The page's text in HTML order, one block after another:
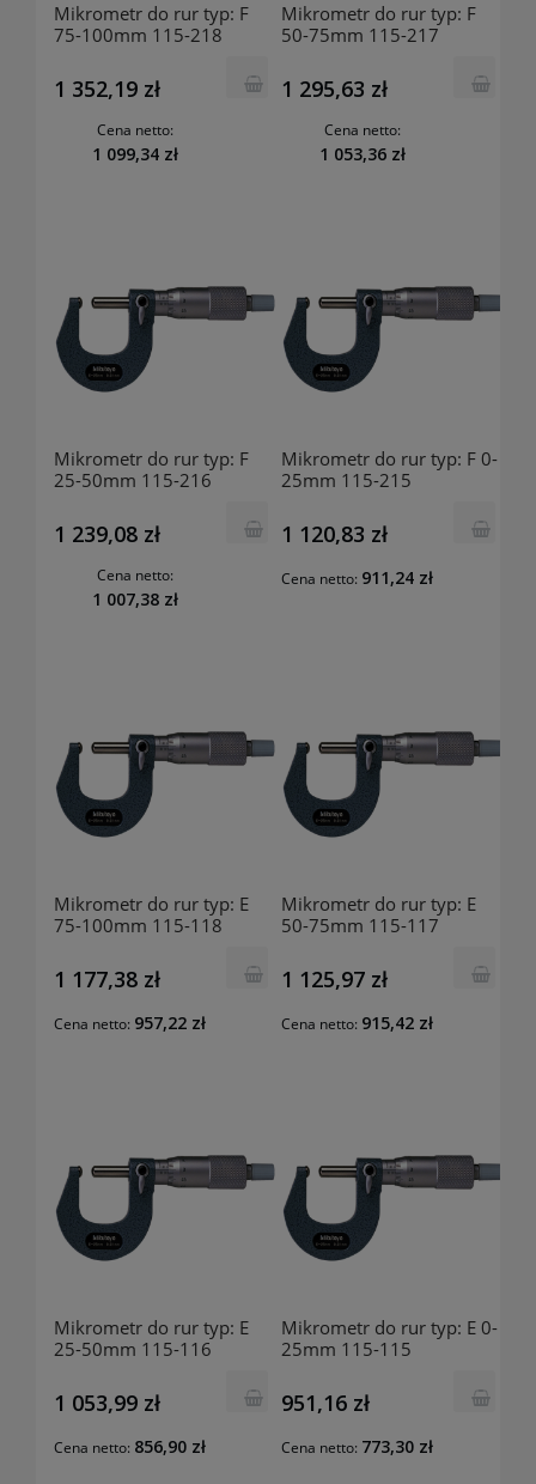
Mikrometr do rur typ: F
75-100mm 115-218
1 352,19 zł
Cena netto:
1 099,34 zł
Mikrometr do rur typ: F
50-75mm 115-217
1 295,63 zł
Cena netto:
1 053,36 zł
Mikrometr do rur typ: F
25-50mm 115-216
1 239,08 zł
Cena netto:
1 007,38 zł
Mikrometr do rur typ: F 0-
25mm 115-215
1 120,83 zł
Cena netto: 911,24 zł
Mikrometr do rur typ: E
75-100mm 115-118
1 177,38 zł
Cena netto: 957,22 zł
Mikrometr do rur typ: E
50-75mm 115-117
1 125,97 zł
Cena netto: 915,42 zł
Mikrometr do rur typ: E
25-50mm 115-116
1 053,99 zł
Cena netto: 856,90 zł
Mikrometr do rur typ: E 0-
25mm 115-115
951,16 zł
Cena netto: 773,30 zł